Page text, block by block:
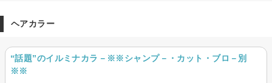
ヘアカラー
“話題”のイルミナカラ－※※シャンプ－・カット・ブロ－別
※※